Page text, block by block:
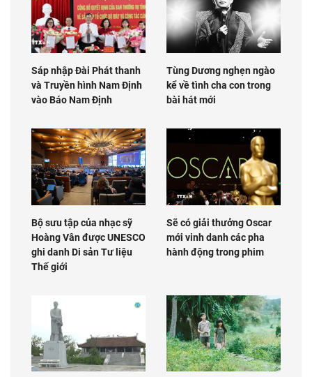
Sáp nhập Đài Phát thanh
và Truyền hình Nam Định
vào Báo Nam Định
Tùng Dương nghẹn ngào
kể về tình cha con trong
bài hát mới
Bộ sưu tập của nhạc sỹ
Hoàng Vân được UNESCO
ghi danh Di sản Tư liệu
Thế giới
Sẽ có giải thưởng Oscar
mới vinh danh các pha
hành động trong phim